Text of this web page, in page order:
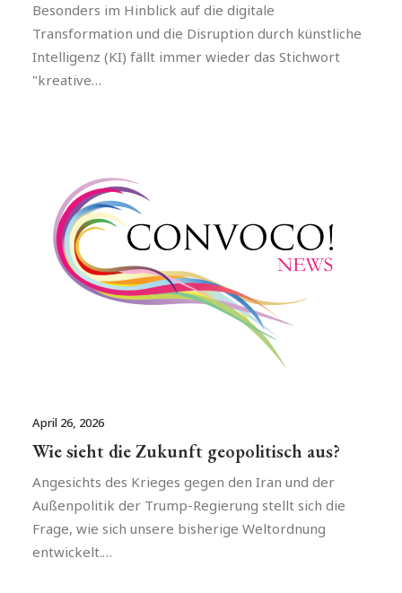
Besonders im Hinblick auf die digitale
Transformation und die Disruption durch künstliche
Intelligenz (KI) fällt immer wieder das Stichwort
"kreative…
April 26, 2026
Wie sieht die Zukunft geopolitisch aus?
Angesichts des Krieges gegen den Iran und der
Außenpolitik der Trump-Regierung stellt sich die
Frage, wie sich unsere bisherige Weltordnung
entwickelt.…